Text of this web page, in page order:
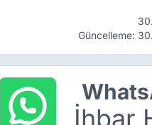
Güncelleme: